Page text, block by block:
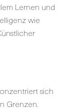
Lernen und
wie
sich
Grenzen.